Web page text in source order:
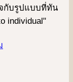
กับรูปแบบที่ทัน
individual"